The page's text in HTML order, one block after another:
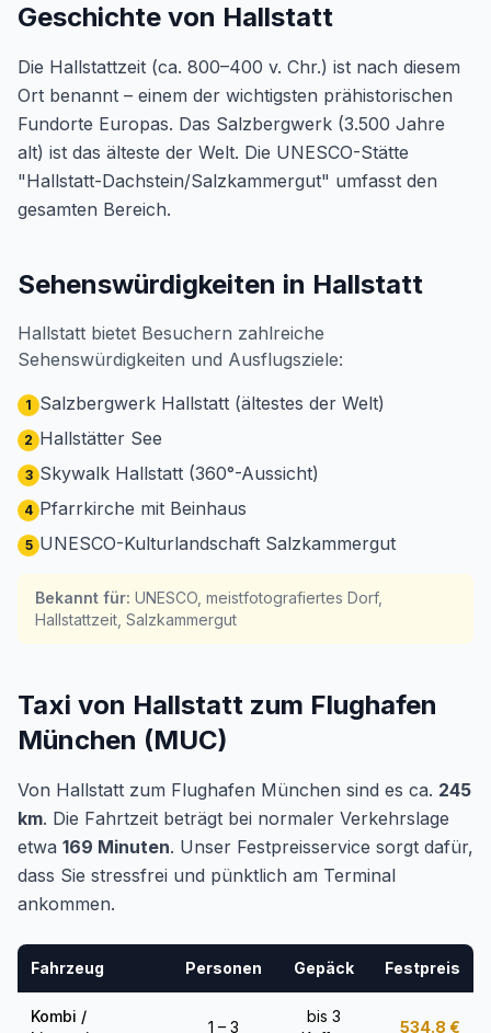
Geschichte von Hallstatt
Die Hallstattzeit (ca. 800–400 v. Chr.) ist nach diesem
Ort benannt – einem der wichtigsten prähistorischen
Fundorte Europas. Das Salzbergwerk (3.500 Jahre
alt) ist das älteste der Welt. Die UNESCO-Stätte
"Hallstatt-Dachstein/Salzkammergut" umfasst den
gesamten Bereich.
Sehenswürdigkeiten in Hallstatt
Hallstatt bietet Besuchern zahlreiche
Sehenswürdigkeiten und Ausflugsziele:
1 Salzbergwerk Hallstatt (ältestes der Welt)
2 Hallstätter See
3 Skywalk Hallstatt (360°-Aussicht)
4 Pfarrkirche mit Beinhaus
5 UNESCO-Kulturlandschaft Salzkammergut
Bekannt für: UNESCO, meistfotografiertes Dorf,
Hallstattzeit, Salzkammergut
Taxi von Hallstatt zum Flughafen
München (MUC)
Von Hallstatt zum Flughafen München sind es ca. 245
km. Die Fahrtzeit beträgt bei normaler Verkehrslage
etwa 169 Minuten. Unser Festpreisservice sorgt dafür,
dass Sie stressfrei und pünktlich am Terminal
ankommen.
Fahrzeug Personen Gepäck Festpreis
Kombi /
1 – 3
bis 3
534.8 €